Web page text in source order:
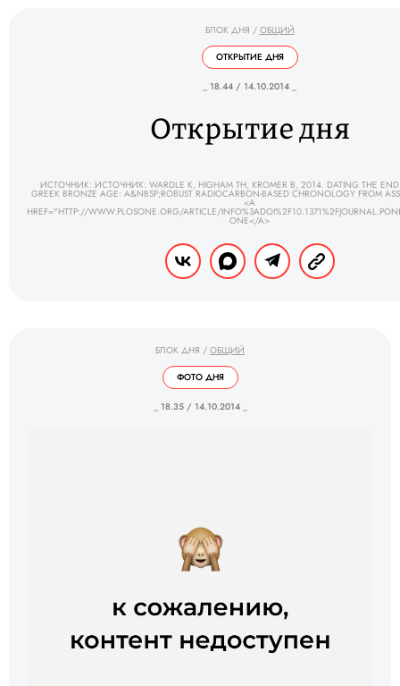
БЛОК ДНЯ / ОБЩИЙ
ОТКРЫТИЕ ДНЯ
_ 18.44 / 14.10.2014 _
Открытие дня
ИСТОЧНИК: ИСТОЧНИК: WARDLE K, HIGHAM TH, KROMER B, 2014. DATING THE END
GREEK BRONZE AGE: A&NBSP;ROBUST RADIOCARBON-BASED CHRONOLOGY FROM
<A
HREF="HTTP://WWW.PLOSONE.ORG/ARTICLE/
ONE</A>
БЛОК ДНЯ / ОБЩИЙ
ФОТО ДНЯ
_ 18.35 / 14.10.2014 _